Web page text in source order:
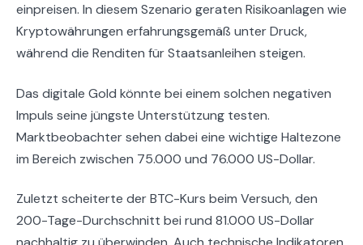
einpreisen. In diesem Szenario geraten Risikoanlagen wie
Kryptowährungen erfahrungsgemäß unter Druck,
während die Renditen für Staatsanleihen steigen.
Das digitale Gold könnte bei einem solchen negativen
Impuls seine jüngste Unterstützung testen.
Marktbeobachter sehen dabei eine wichtige Haltezone
im Bereich zwischen 75.000 und 76.000 US-Dollar.
Zuletzt scheiterte der BTC-Kurs beim Versuch, den
200-Tage-Durchschnitt bei rund 81.000 US-Dollar